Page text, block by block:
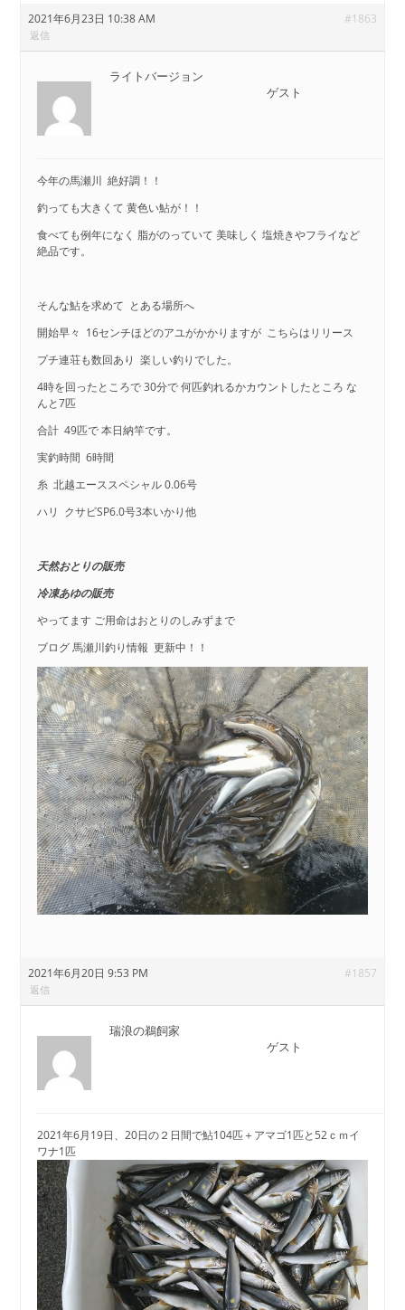
2021年6月23日 10:38 AM #1863
返信
ライトバージョン
ゲスト
今年の馬瀬川 絶好調！！
釣っても大きくて 黄色い鮎が！！
食べても例年になく 脂がのっていて 美味しく 塩焼きやフライなど
絶品です。
そんな鮎を求めて とある場所へ
開始早々 16センチほどのアユがかかりますが こちらはリリース
プチ連荘も数回あり 楽しい釣りでした。
4時を回ったところで 30分で 何匹釣れるかカウントしたところ な
んと7匹
合計 49匹で 本日納竿です。
実釣時間 6時間
糸 北越エーススペシャル 0.06号
ハリ クサビSP6.0号3本いかり他
天然おとりの販売
冷凍あゆの販売
やってます ご用命はおとりのしみずまで
ブログ 馬瀬川釣り情報 更新中！！
2021年6月20日 9:53 PM #1857
返信
瑞浪の鵜飼家
ゲスト
2021年6月19日、20日の２日間で鮎104匹＋アマゴ1匹と52ｃｍイ
ワナ1匹